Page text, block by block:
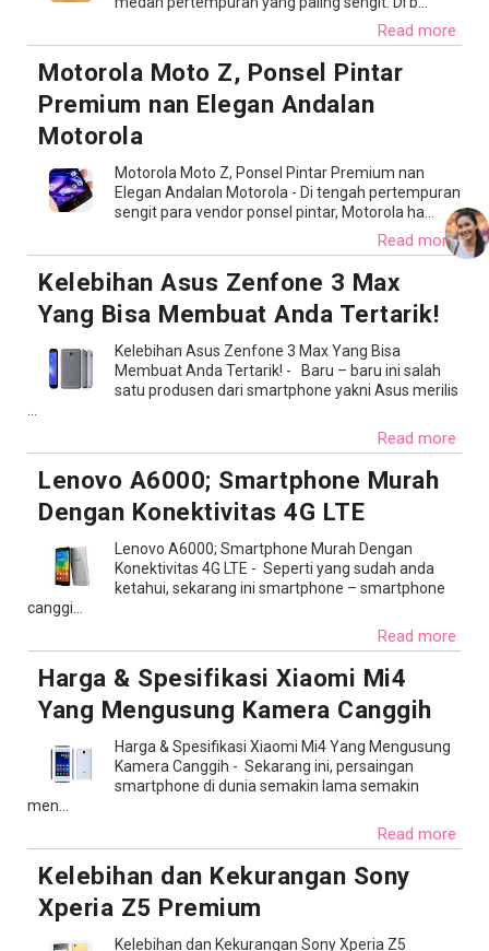
X
×
Ratu Awahita
Perempuan, 27 tahun
“Saya memilih berjalan pelan tapi pasti.
Karena langkah yang sadar arah selalu
menang atas lari tanpa tujuan. Fokus saya
sederhana: bertumbuh 1% setiap hari.”.
Read more
Motorola Moto Z, Ponsel Pintar
Premium nan Elegan Andalan
Motorola
Motorola Moto Z, Ponsel Pintar Premium nan
Elegan Andalan Motorola - Di tengah pertempuran
sengit para vendor ponsel pintar, Motorola ha...
Read more
Kelebihan Asus Zenfone 3 Max
Yang Bisa Membuat Anda Tertarik!
Kelebihan Asus Zenfone 3 Max Yang Bisa
Membuat Anda Tertarik! - Baru – baru ini salah
satu produsen dari smartphone yakni Asus merilis
...
Read more
Lenovo A6000; Smartphone Murah
Dengan Konektivitas 4G LTE
Lenovo A6000; Smartphone Murah Dengan
Konektivitas 4G LTE - Seperti yang sudah anda
ketahui, sekarang ini smartphone – smartphone
canggi...
Read more
Harga & Spesifikasi Xiaomi Mi4
Yang Mengusung Kamera Canggih
Harga & Spesifikasi Xiaomi Mi4 Yang Mengusung
Kamera Canggih - Sekarang ini, persaingan
smartphone di dunia semakin lama semakin
men...
Read more
Kelebihan dan Kekurangan Sony
Xperia Z5 Premium
Kelebihan dan Kekurangan Sony Xperia Z5